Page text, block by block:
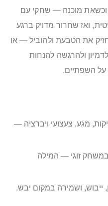
מוכנה — שחקי עם
ואז שחרור מדויק ברגע
את הטבעת ולהוביל — או
ולהרגשה להנחות
על השפתיים.
מגע, צעצועי ויברציה —
זוגי — המילה
ייבוש, ושמירה במקום יבש.